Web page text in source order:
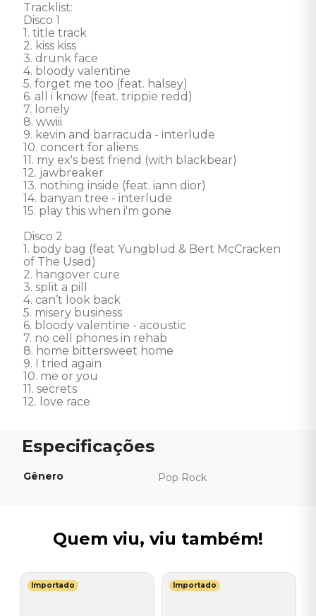
Tracklist:
Disco 1
1. title track
2. kiss kiss
3. drunk face
4. bloody valentine
5. forget me too (feat. halsey)
6. all i know (feat. trippie redd)
7. lonely
8. wwiii
9. kevin and barracuda - interlude
10. concert for aliens
11. my ex's best friend (with blackbear)
12. jawbreaker
13. nothing inside (feat. iann dior)
14. banyan tree - interlude
15. play this when i'm gone
Disco 2
1. body bag (feat Yungblud & Bert McCracken
of The Used)
2. hangover cure
3. split a pill
4. can’t look back
5. misery business
6. bloody valentine - acoustic
7. no cell phones in rehab
8. home bittersweet home
9. I tried again
10. me or you
11. secrets
12. love race
Gênero Pop Rock
Quem viu, viu também!
Importado Importado